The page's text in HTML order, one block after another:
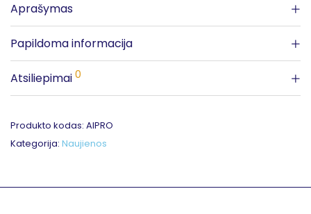
Aprašymas
Papildoma informacija
Atsiliepimai 0
Produkto kodas: AIPRO
Kategorija: Naujienos